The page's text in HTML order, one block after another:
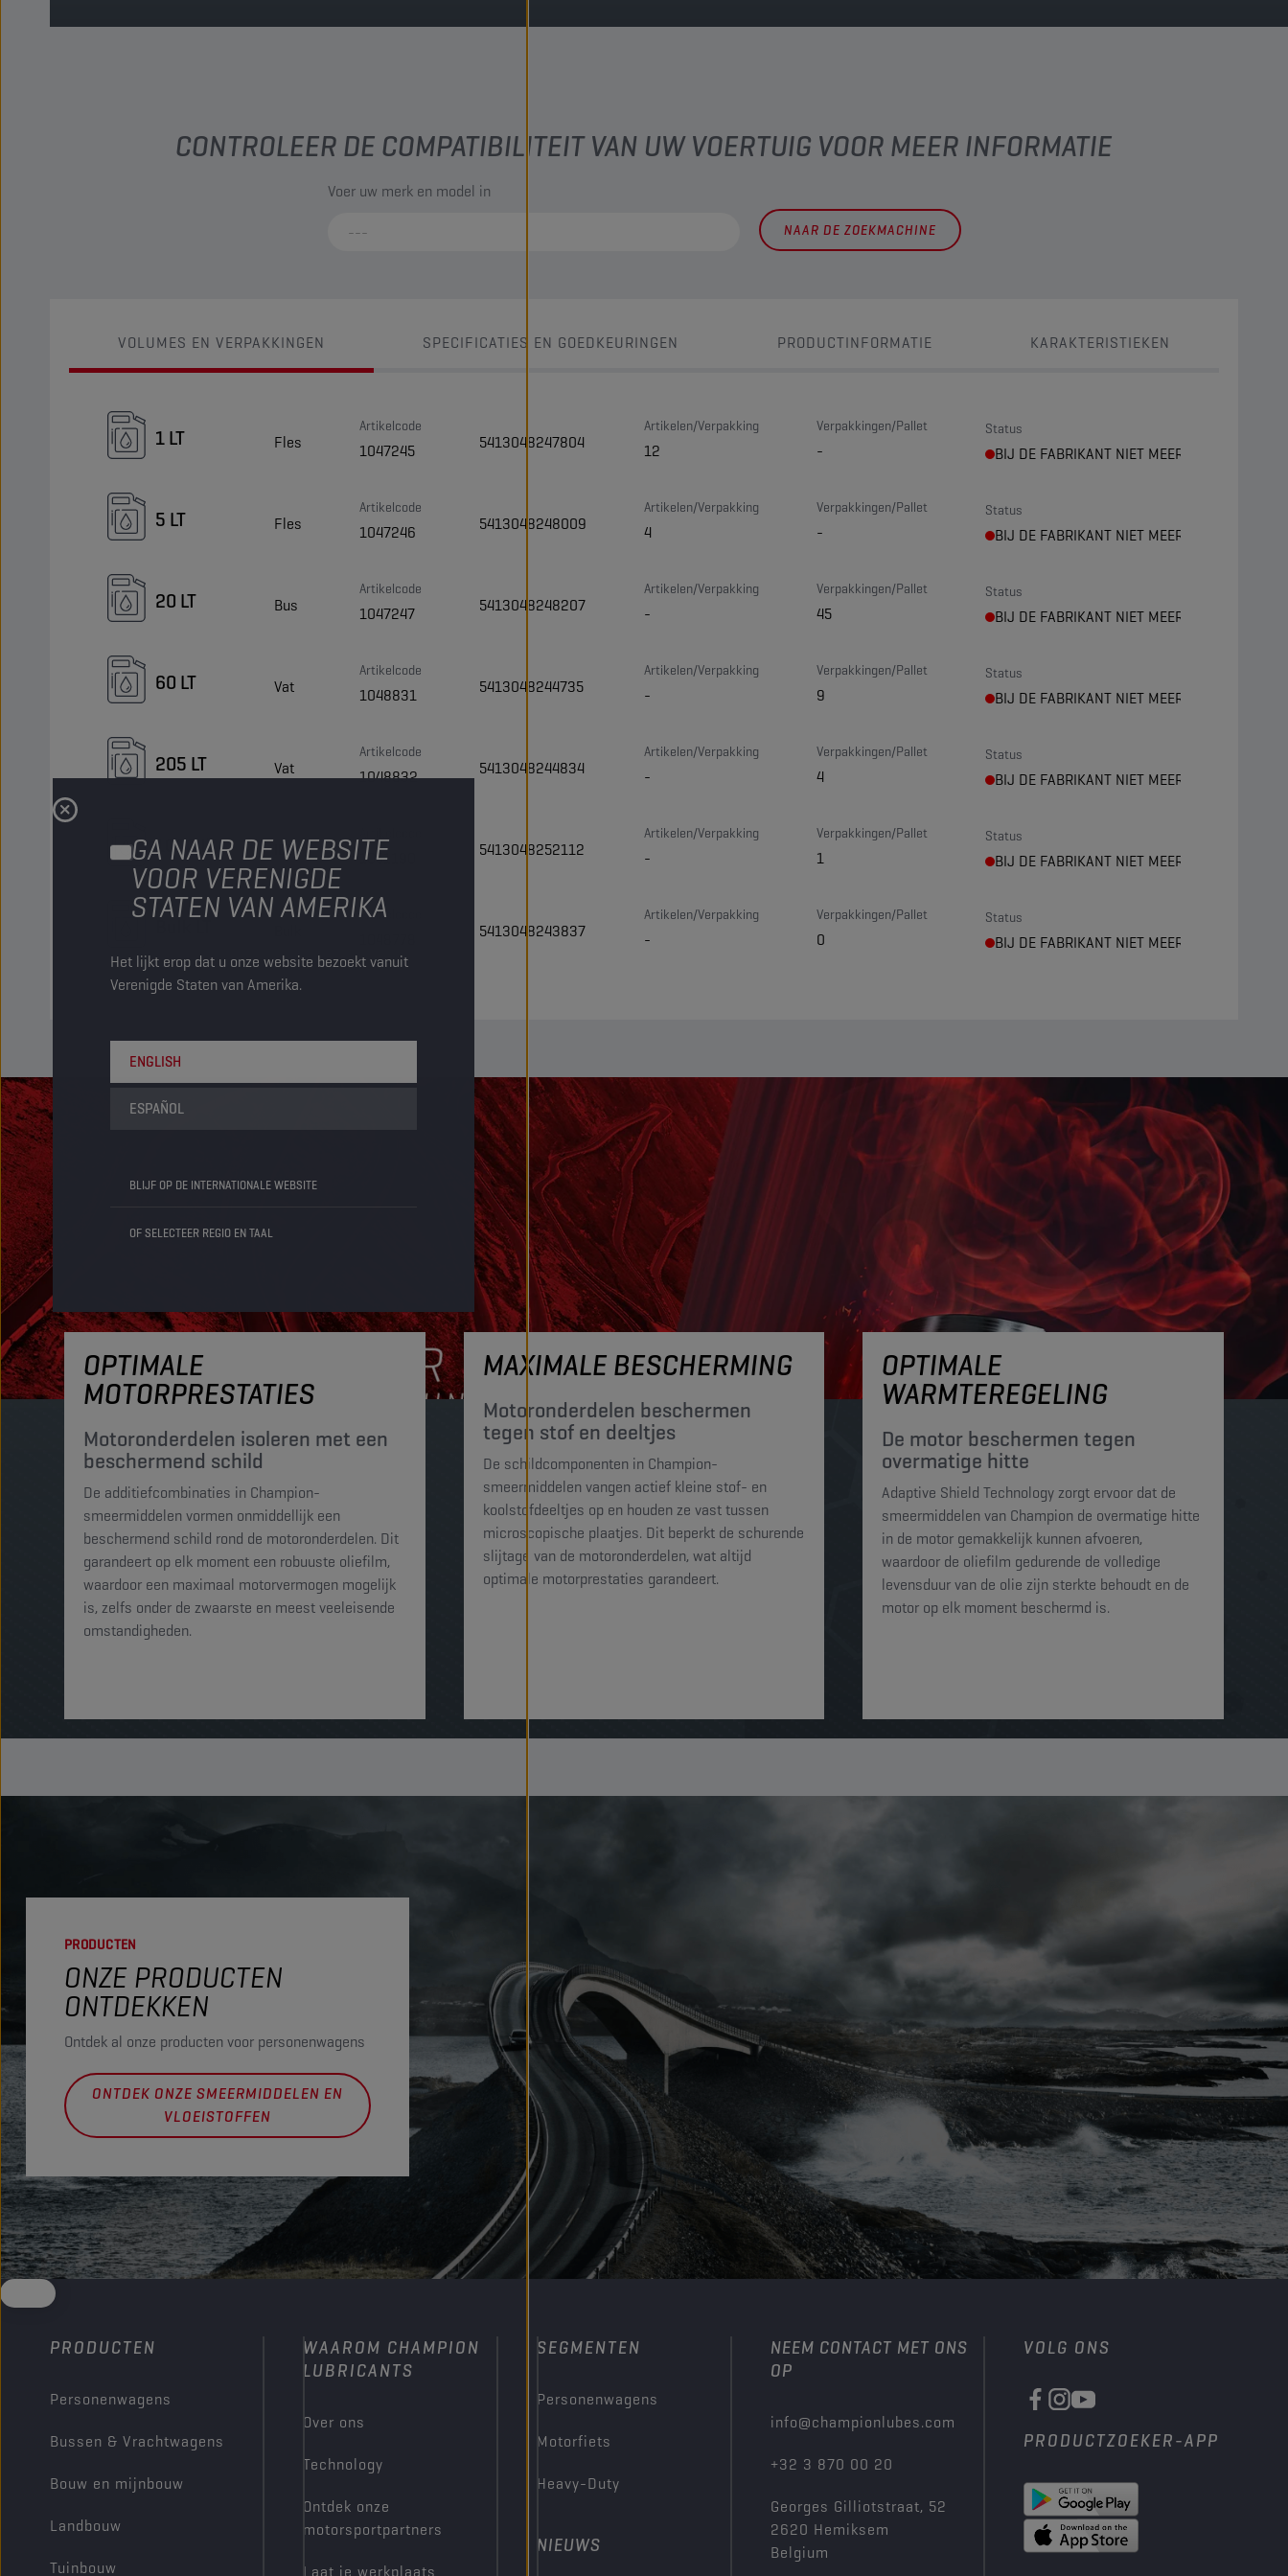
GA NAAR DE WEBSITE
VOOR VERENIGDE
STATEN VAN AMERIKA
Het lijkt erop dat u onze website bezoekt vanuit
Verenigde Staten van Amerika.
ENGLISH
ESPAÑOL
BLIJF OP DE INTERNATIONALE WEBSITE
OF SELECTEER REGIO EN TAAL
CONTROLEER DE COMPATIBILITEIT VAN UW VOERTUIG VOOR MEER INFORMATIE
Voer uw merk en model in
NAAR DE ZOEKMACHINE
VOLUMES EN VERPAKKINGEN SPECIFICATIES EN GOEDKEURINGEN PRODUCTINFORMATIE KARAKTERISTIEKEN
1 LT Fles
Artikelcode
1047245 5413048247804
Artikelen/Verpakking
12
Verpakkingen/Pallet
-
Status
BIJ DE FABRIKANT NIET MEER LEVERBAAR
5 LT Fles
Artikelcode
1047246 5413048248009
Artikelen/Verpakking
4
Verpakkingen/Pallet
-
Status
BIJ DE FABRIKANT NIET MEER LEVERBAAR
20 LT Bus
Artikelcode
1047247 5413048248207
Artikelen/Verpakking
-
Verpakkingen/Pallet
45
Status
BIJ DE FABRIKANT NIET MEER LEVERBAAR
60 LT Vat
Artikelcode
1048831 5413048244735
Artikelen/Verpakking
-
Verpakkingen/Pallet
9
Status
BIJ DE FABRIKANT NIET MEER LEVERBAAR
205 LT Vat
Artikelcode
1048832 5413048244834
Artikelen/Verpakking
-
Verpakkingen/Pallet
4
Status
BIJ DE FABRIKANT NIET MEER LEVERBAAR
1000 LT IBC 1051190 5413048252112
Artikelen/Verpakking
-
Verpakkingen/Pallet
1
Status
BIJ DE FABRIKANT NIET MEER LEVERBAAR
Artikelcode
5413048243837
Artikelen/Verpakking
-
Verpakkingen/Pallet
0
Status
BIJ DE FABRIKANT NIET MEER LEVERBAAR
OPTIMALE
MOTORPRESTATIES
Motoronderdelen isoleren met een
beschermend schild
De additiefcombinaties in Champion-
smeermiddelen vormen onmiddellijk een
beschermend schild rond de motoronderdelen. Dit
garandeert op elk moment een robuuste oliefilm,
waardoor een maximaal motorvermogen mogelijk
is, zelfs onder de zwaarste en meest veeleisende
omstandigheden.
MAXIMALE BESCHERMING
Motoronderdelen beschermen
tegen stof en deeltjes​
De schildcomponenten in Champion-
smeermiddelen vangen actief kleine stof- en
koolstofdeeltjes op en houden ze vast tussen
microscopische plaatjes. Dit beperkt de schurende
slijtage van de motoronderdelen, wat altijd
optimale motorprestaties garandeert.
OPTIMALE
WARMTEREGELING
De motor beschermen tegen
overmatige hitte​​​
Adaptive Shield Technology zorgt ervoor dat de
smeermiddelen van Champion de overmatige hitte
in de motor gemakkelijk kunnen afvoeren,
waardoor de oliefilm gedurende de volledige
levensduur van de olie zijn sterkte behoudt en de
motor op elk moment beschermd is. ​
PRODUCTEN
ONZE PRODUCTEN
ONTDEKKEN
Ontdek al onze producten voor personenwagens
ONTDEK ONZE SMEERMIDDELEN EN
VLOEISTOFFEN
PRODUCTEN
Personenwagens
Bussen & Vrachtwagens
Bouw en mijnbouw
Landbouw
Tuinbouw
WAAROM CHAMPION
LUBRICANTS
Over ons
Technology
Ontdek onze
motorsportpartners
Laat je werkplaats
SEGMENTEN
Personenwagens
Motorfiets
Heavy-Duty
NIEUWS
NEEM CONTACT MET ONS
OP
info@championlubes.com
+32 3 870 00 20
Georges Gilliotstraat, 52
2620 Hemiksem
Belgium
VOLG ONS
PRODUCTZOEKER-APP